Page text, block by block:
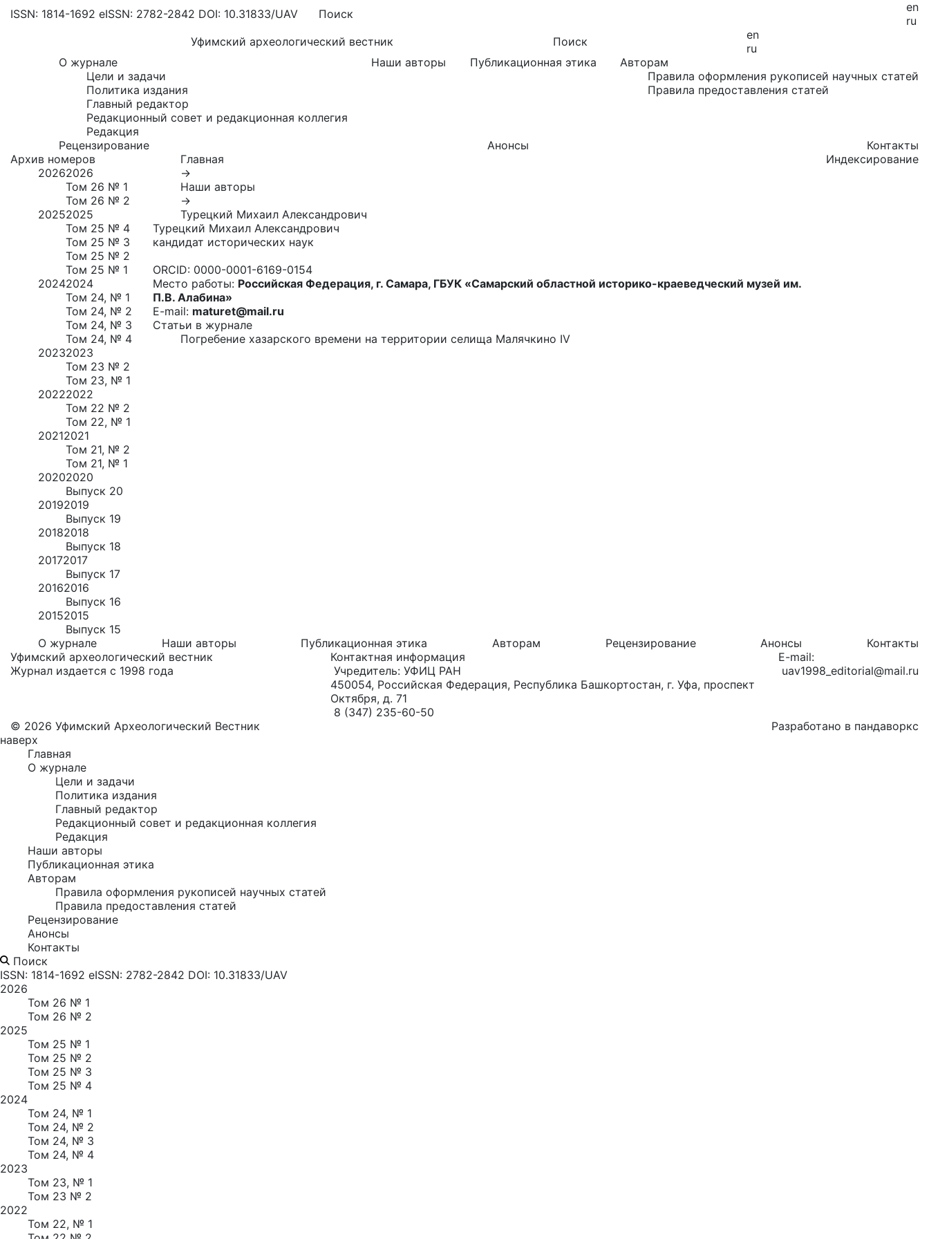
ISSN: 1814-1692 eISSN: 2782-2842 DOI: 10.31833/UAV Поиск
en
ru
Уфимский археологический вестник
Поиск
en
ru
О журнале
Цели и задачи
Политика издания
Главный редактор
Редакционный совет и редакционная коллегия
Редакция
Наши авторы Публикационная этика
Авторам
Правила оформления рукописей научных статей
Правила предоставления статей
Рецензирование Анонсы
Контакты
Архив номеров
20262026
Том 26 № 1
Том 26 № 2
20252025
Том 25 № 4
Том 25 № 3
Том 25 № 2
Том 25 № 1
20242024
Том 24, № 1
Том 24, № 2
Том 24, № 3
Том 24, № 4
20232023
Том 23 № 2
Том 23, № 1
20222022
Том 22 № 2
Том 22, № 1
20212021
Том 21, № 2
Том 21, № 1
20202020
Выпуск 20
20192019
Выпуск 19
20182018
Выпуск 18
20172017
Выпуск 17
20162016
Выпуск 16
20152015
Выпуск 15
Индексирование
Главная
→
Наши авторы
→
Турецкий Михаил Александрович
Турецкий Михаил Александрович
кандидат исторических наук
ORCID: 0000-0001-6169-0154
Место работы: Российская Федерация, г. Самара, ГБУК «Самарский областной историко-краеведческий музей им.
П.В. Алабина»
E-mail: maturet@mail.ru
Статьи в журнале
Погребение хазарского времени на территории селища Малячкино IV
О журнале Наши авторы Публикационная этика Авторам Рецензирование Анонсы
Контакты
Уфимский археологический вестник
Журнал издается с 1998 года
Контактная информация
Учредитель: УФИЦ РАН
450054, Российская Федерация, Республика Башкортостан, г. Уфа, проспект
Октября, д. 71
8 (347) 235-60-50
E-mail:
uav1998_editorial@mail.ru
© 2026 Уфимский Археологический Вестник
Разработано в пандаворкс
наверх
Главная
О журнале
Цели и задачи
Политика издания
Главный редактор
Редакционный совет и редакционная коллегия
Редакция
Наши авторы
Публикационная этика
Авторам
Правила оформления рукописей научных статей
Правила предоставления статей
Рецензирование
Анонсы
Контакты
Поиск
ISSN: 1814-1692 eISSN: 2782-2842 DOI: 10.31833/UAV
2026
Том 26 № 1
Том 26 № 2
2025
Том 25 № 1
Том 25 № 2
Том 25 № 3
Том 25 № 4
2024
Том 24, № 1
Том 24, № 2
Том 24, № 3
Том 24, № 4
2023
Том 23, № 1
Том 23 № 2
2022
Том 22, № 1